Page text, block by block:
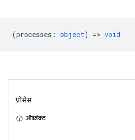
(processes : object) => void
प्रोसेस
ऑब्जेक्ट